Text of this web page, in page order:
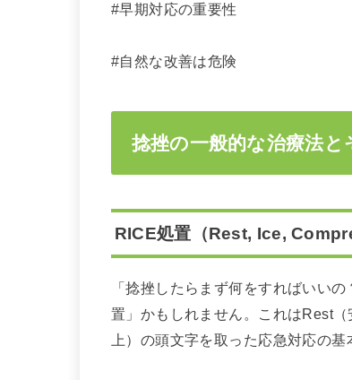
#早期対応の重要性
#自然な改善は危険
捻挫の一般的な治療法と
RICE処置（Rest, Ice,
「捻挫したらまず何をすればいい
置」かもしれません。これはRest
上）の頭文字を取った応急対応の基